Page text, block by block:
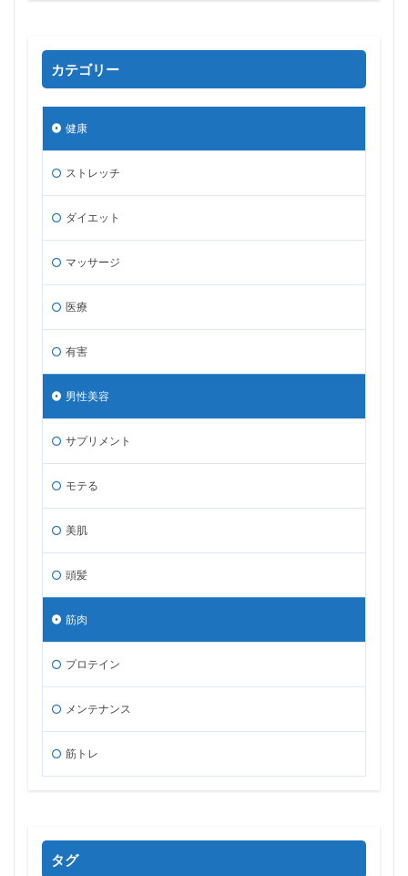
カテゴリー
健康
ストレッチ
ダイエット
マッサージ
医療
有害
男性美容
サプリメント
モテる
美肌
頭髪
筋肉
プロテイン
メンテナンス
筋トレ
タグ